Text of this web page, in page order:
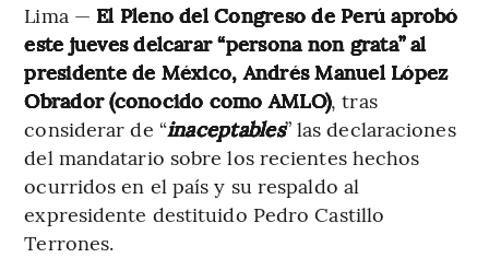
Lima — El Pleno del Congreso de Perú aprobó
este jueves delcarar “persona non grata” al
presidente de México, Andrés Manuel López
Obrador (conocido como AMLO), tras
considerar de “inaceptables” las declaraciones
del mandatario sobre los recientes hechos
ocurridos en el país y su respaldo al
expresidente destituido Pedro Castillo
Terrones.